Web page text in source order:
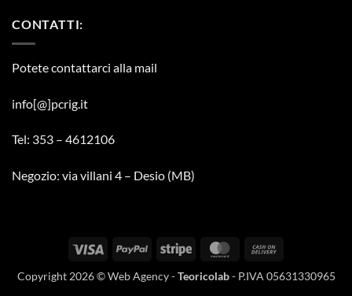
CONTATTI:
Potete contattarci alla mail
info[@]pcrig.it
Tel: 353 – 4612106
Negozio: via villani 4 – Desio (MB)
Visa PayPal Stripe MasterCard
Delivery
Copyright 2026 © Web Agency -Teoricolab- P.IVA 05631330965